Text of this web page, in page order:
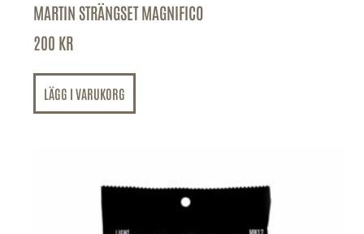
MARTIN STRÄNGSET MAGNIFICO
200 KR
LÄGG I VARUKORG